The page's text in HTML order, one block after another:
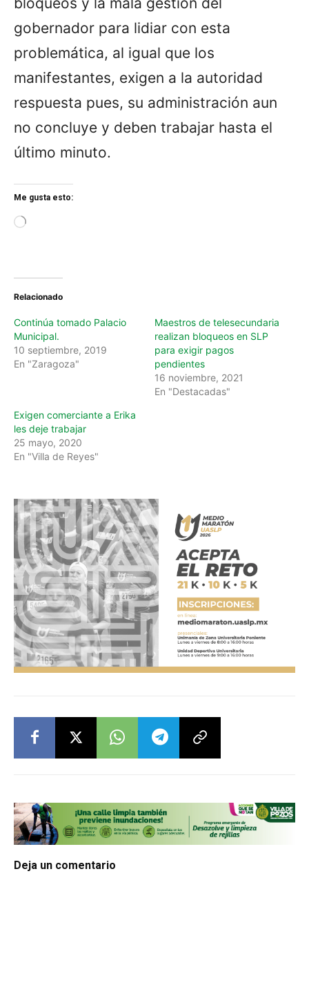
gobernador para lidiar con esta
problemática, al igual que los
manifestantes, exigen a la autoridad
respuesta pues, su administración aun
no concluye y deben trabajar hasta el
último minuto.
Me gusta esto:
L
g
Relacionado
Continúa tomado Palacio
Municipal.
10 septiembre, 2019
En "Zaragoza"
Maestros de telesecundaria
realizan bloqueos en SLP
para exigir pagos
pendientes
16 noviembre, 2021
En "Destacadas"
Exigen comerciante a Erika
les deje trabajar
25 mayo, 2020
En "Villa de Reyes"
Deja un comentario